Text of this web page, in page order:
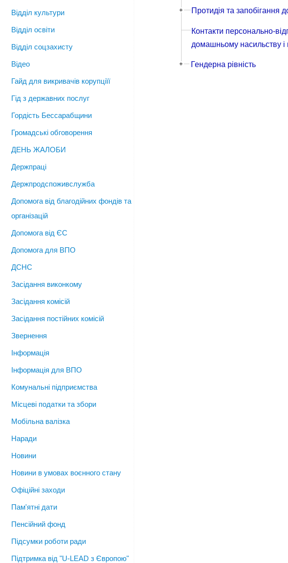
Протидія та запобігання
+
Контакти персонально-
домашньому насильству і
Гендерна рівність
+
Відділ культури
Відділ освіти
Відділ соцзахисту
Відео
Гайд для викривачів корупціїї
Гід з державних послуг
Гордість Бессарабщини
Громадські обговорення
ДЕНЬ ЖАЛОБИ
Держпраці
Держпродспоживслужба
Допомога від благодійних фондів та
організацій
Допомога від ЄС
Допомога для ВПО
ДСНС
Засідання виконкому
Засідання комісій
Засідання постійних комісій
Звернення
Інформація
Інформація для ВПО
Комунальні підприємства
Місцеві податки та збори
Мобільна валізка
Наради
Новини
Новини в умовах воєнного стану
Офіційні заходи
Пам'ятні дати
Пенсійний фонд
Підсумки роботи ради
Підтримка від "U-LEAD з Європою"